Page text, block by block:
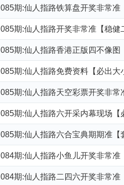
085期:仙人指路铁算盘开奖非常准
085期:仙人指路开奖非常准【稳健
085期:仙人指路香港正版四不像图
085期:仙人指路免费资料【必出大
085期:仙人指路天空彩票开奖非常
085期:仙人指路六开采内幕现场【
085期:仙人指路六合宝典期期准【
084期:仙人指路小鱼儿开奖非常准
084期:仙人指路二四六开奖非常准